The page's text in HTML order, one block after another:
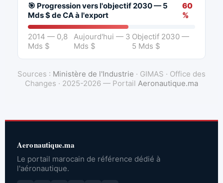
🎯 Progression vers l'objectif 2030 — 5
Mds $ de CA à l'export
60
%
2014 — 0,8
Mds $
Aujourd'hui — 3
Mds $
Objectif 2030 —
5 Mds $
Sources : Ministère de l'Industrie · GIMAS · Office des
Changes · 2025-2026 — Portail Aeronautique.ma
Aeronautique.ma
Le portail marocain de référence dédié à
l'aéronautique.